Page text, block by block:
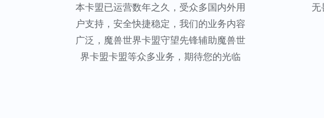
本卡盟已运营数年之久，受众多国内外用
户支持，安全快捷稳定，我们的业务内容
广泛，魔兽世界卡盟守望先锋辅助魔兽世
界卡盟卡盟等众多业务，期待您的光临
无